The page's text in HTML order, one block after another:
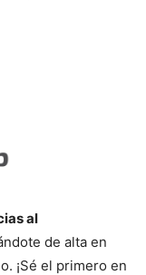
al
de alta en
¡Sé el primero en